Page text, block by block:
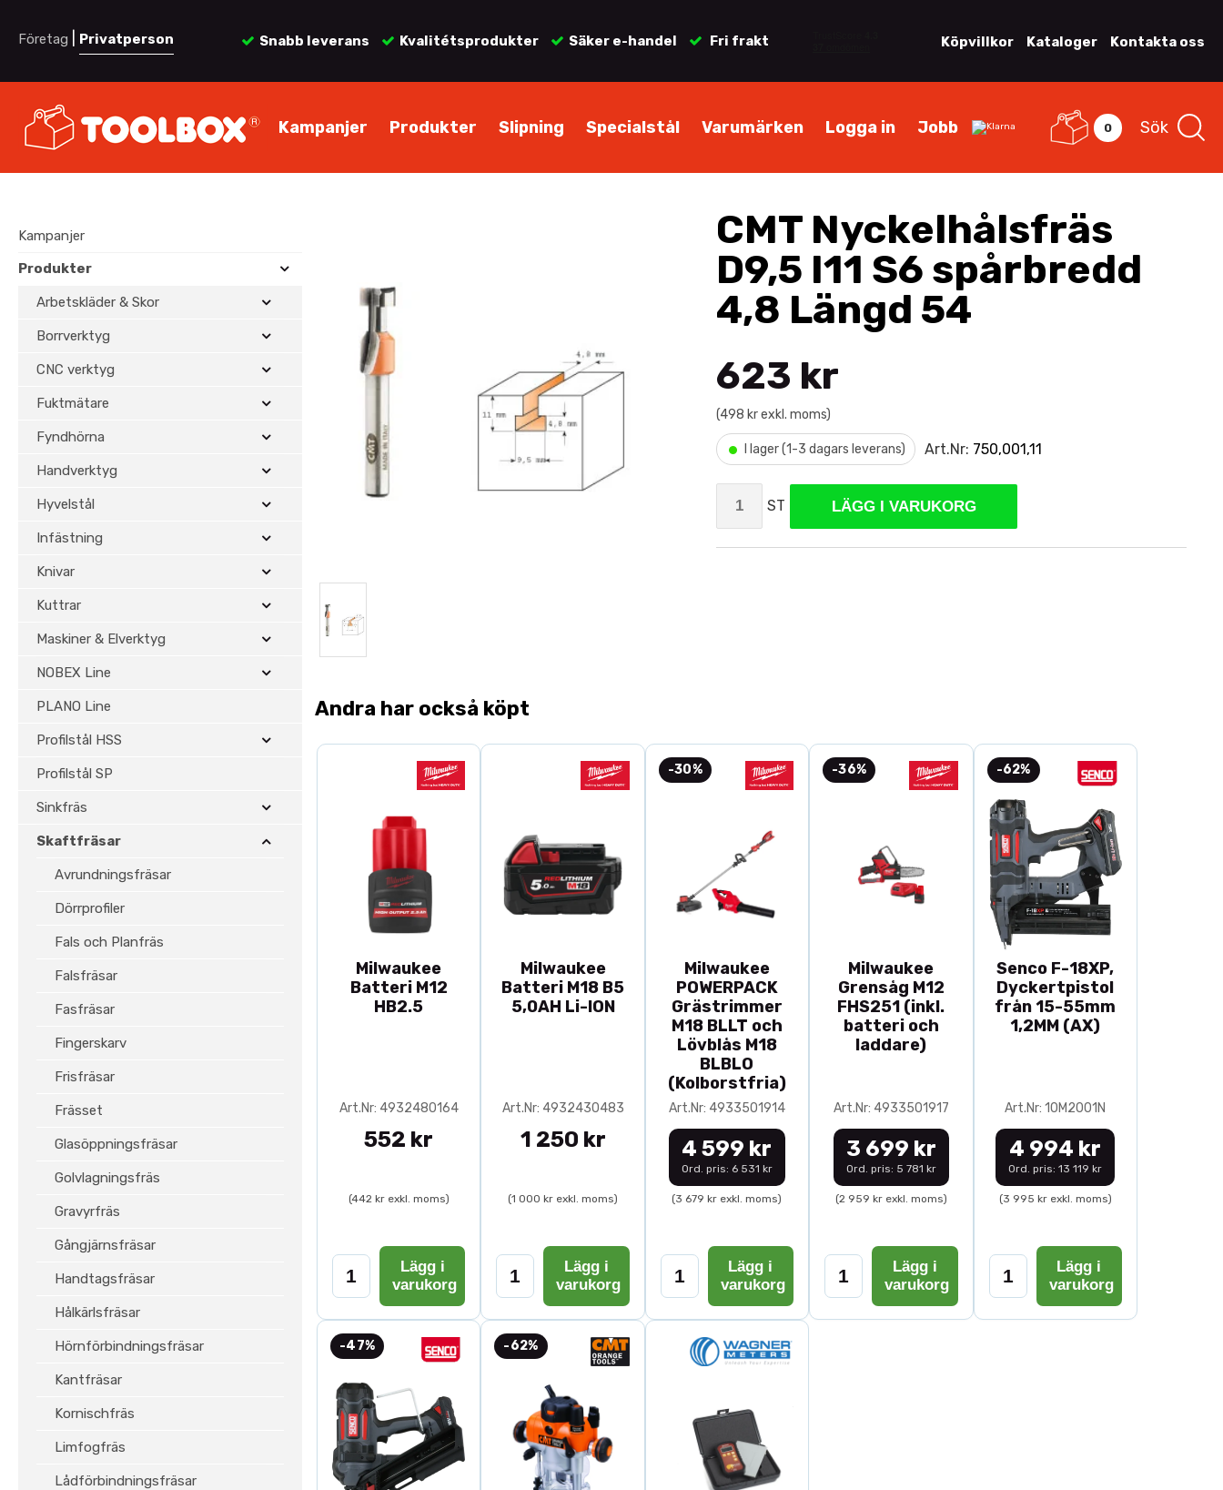
Företag Privatperson Snabb leverans Kvalitétsprodukter Säker e-handel Fri frakt Köpvillkor Kataloger Kontakta oss
Kampanjer Produkter Slipning Specialstål Varumärken Logga in Jobb 0 Sök
Kampanjer
Produkter
Arbetskläder & Skor
Borrverktyg
CNC verktyg
Fuktmätare
Fyndhörna
Handverktyg
Hyvelstål
Infästning
Knivar
Kuttrar
Maskiner & Elverktyg
NOBEX Line
PLANO Line
Profilstål HSS
Profilstål SP
Sinkfräs
Skaftfräsar
Avrundningsfräsar
Dörrprofiler
Fals och Planfräs
Falsfräsar
Fasfräsar
Fingerskarv
Frisfräsar
Frässet
Glasöppningsfräsar
Golvlagningsfräs
Gravyrfräs
Gångjärnsfräsar
Handtagsfräsar
Hålkärlsfräsar
Hörnförbindningsfräsar
Kantfräsar
Kornischfräs
Limfogfräs
Lådförbindningsfräsar
CMT Nyckelhålsfräs
D9,5 I11 S6 spårbredd
4,8 Längd 54
623 kr
(498 kr exkl. moms)
• I lager (1-3 dagars leverans) Art.Nr: 750,001,11
ST LÄGG I VARUKORG
Andra har också köpt
Milwaukee
Batteri M12
HB2.5
Art.Nr: 4932480164
552 kr
(442 kr exkl. moms)
Lägg i
varukorg
Milwaukee
Batteri M18 B5
5,0AH Li-ION
Art.Nr: 4932430483
1 250 kr
(1 000 kr exkl. moms)
Lägg i
varukorg
-30%
Milwaukee
POWERPACK
Grästrimmer
M18 BLLT och
Lövblås M18
BLBLO
(Kolborstfria)
Art.Nr: 4933501914
4 599 kr
Ord. pris: 6 531 kr
(3 679 kr exkl. moms)
Lägg i
varukorg
-36%
Milwaukee
Grensåg M12
FHS251 (inkl.
batteri och
laddare)
Art.Nr: 4933501917
3 699 kr
Ord. pris: 5 781 kr
(2 959 kr exkl. moms)
Lägg i
varukorg
-62%
Senco F-18XP,
Dyckertpistol
från 15-55mm
1,2MM (AX)
Art.Nr: 10M2001N
4 994 kr
Ord. pris: 13 119 kr
(3 995 kr exkl. moms)
Lägg i
varukorg
-47% -62%